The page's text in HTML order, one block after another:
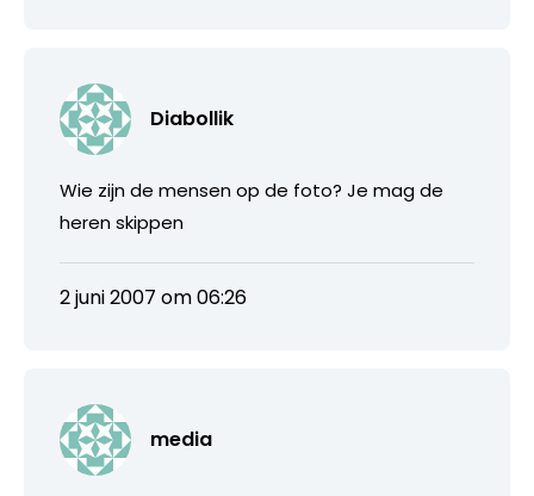
Diabollik
Wie zijn de mensen op de foto? Je mag de
heren skippen
2 juni 2007 om 06:26
media